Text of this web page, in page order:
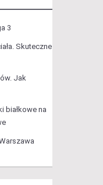
3
Skuteczne
Jak
białkowe na